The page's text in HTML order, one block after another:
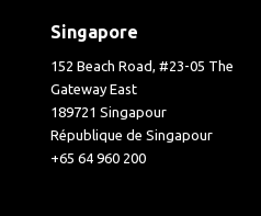
Singapore
152 Beach Road, #23-05 The
Gateway East
189721 Singapour
République de Singapour
+65 64 960 200